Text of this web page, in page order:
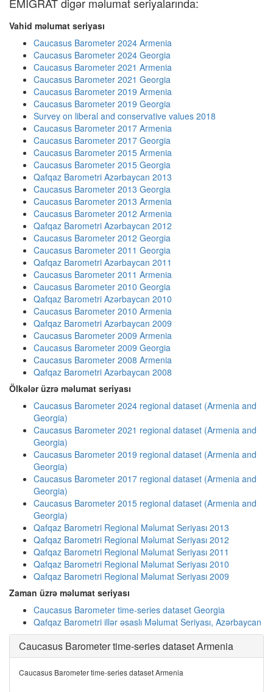
Vahid məlumat seriyası
Caucasus Barometer 2024 Armenia
Caucasus Barometer 2024 Georgia
Caucasus Barometer 2021 Armenia
Caucasus Barometer 2021 Georgia
Caucasus Barometer 2019 Armenia
Caucasus Barometer 2019 Georgia
Survey on liberal and conservative values 2018
Caucasus Barometer 2017 Armenia
Caucasus Barometer 2017 Georgia
Caucasus Barometer 2015 Armenia
Caucasus Barometer 2015 Georgia
Qafqaz Barometri Azərbaycan 2013
Caucasus Barometer 2013 Georgia
Caucasus Barometer 2013 Armenia
Caucasus Barometer 2012 Armenia
Qafqaz Barometri Azərbaycan 2012
Caucasus Barometer 2012 Georgia
Caucasus Barometer 2011 Georgia
Qafqaz Barometri Azərbaycan 2011
Caucasus Barometer 2011 Armenia
Caucasus Barometer 2010 Georgia
Qafqaz Barometri Azərbaycan 2010
Caucasus Barometer 2010 Armenia
Qafqaz Barometri Azərbaycan 2009
Caucasus Barometer 2009 Armenia
Caucasus Barometer 2009 Georgia
Caucasus Barometer 2008 Armenia
Qafqaz Barometri Azərbaycan 2008
Ölkələr üzrə məlumat seriyası
Caucasus Barometer 2024 regional dataset (Armenia and
Georgia)
Caucasus Barometer 2021 regional dataset (Armenia and
Georgia)
Caucasus Barometer 2019 regional dataset (Armenia and
Georgia)
Caucasus Barometer 2017 regional dataset (Armenia and
Georgia)
Caucasus Barometer 2015 regional dataset (Armenia and
Georgia)
Qafqaz Barometri Regional Məlumat Seriyası 2013
Qafqaz Barometri Regional Məlumat Seriyası 2012
Qafqaz Barometri Regional Məlumat Seriyası 2011
Qafqaz Barometri Regional Məlumat Seriyası 2010
Qafqaz Barometri Regional Məlumat Seriyası 2009
Zaman üzrə məlumat seriyası
Caucasus Barometer time-series dataset Georgia
Qafqaz Barometri illər əsaslı Məlumat Seriyası, Azərbaycan
Caucasus Barometer time-series dataset Armenia
Caucasus Barometer time-series dataset Armenia